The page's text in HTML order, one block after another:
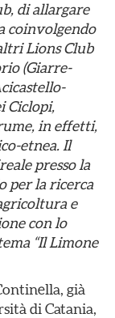
di allargare
coinvolgendo
Lions Club
(Giarre-
Ciclopi,
in effetti,
etnea. Il
presso la
per la ricerca
e
con lo
“Il Limone
già
di Catania,